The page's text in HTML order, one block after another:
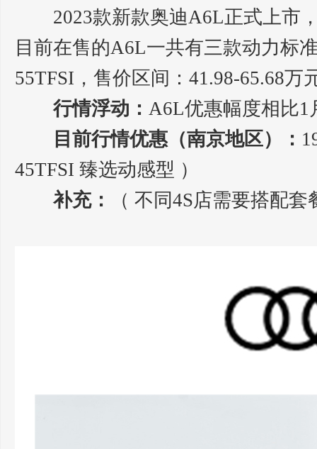
2023款新款奥迪A6L正式上市，
目前在售的A6L一共有三款动力标
55TFSI，售价区间：41.98-65.68万
行情浮动： A6L优惠幅度相比1
目前行情优惠（南京地区）：
45TFSI 臻选动感型 ）
补充：
（ 不同4S店需要搭配